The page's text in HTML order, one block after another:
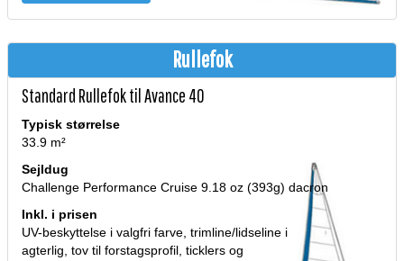
Rullefok
Standard Rullefok til Avance 40
Typisk størrelse
33.9 m²
Sejldug
Challenge Performance Cruise 9.18 oz (393g) dacron
Inkl. i prisen
UV-beskyttelse i valgfri farve, trimline/lidseline i
agterlig, tov til forstagsprofil, ticklers og